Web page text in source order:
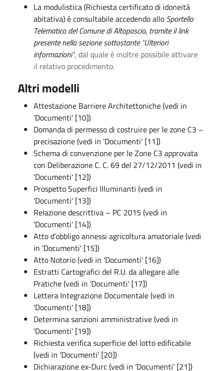
La modulistica (Richiesta certificato di idoneità
abitativa) è consultabile accedendo allo Sportello
Telematico del Comune di Altopascio, tramite il link
presente nella sezione sottostante "Ulteriori
informazioni", dal quale è inoltre possibile attivare
il relativo procedimento.
Altri modelli
Attestazione Barriere Architettoniche (vedi in
'Documenti' [10])
Domanda di permesso di costruire per le zone C3 –
precisazione (vedi in 'Documenti' [11])
Schema di convenzione per le Zone C3 approvata
con Deliberazione C. C. 69 del 27/12/2011 (vedi in
'Documenti' [12])
Prospetto Superfici Illuminanti (vedi in
'Documenti' [13])
Relazione descrittiva – PC 2015 (vedi in
'Documenti' [14])
Atto d’obbligo annessi agricoltura amatoriale (vedi
in 'Documenti' [15])
Atto Notorio (vedi in 'Documenti' [16])
Estratti Cartografici del R.U. da allegare alle
Pratiche (vedi in 'Documenti' [17])
Lettera Integrazione Documentale (vedi in
'Documenti' [18])
Determina sanzioni amministrative (vedi in
'Documenti' [19])
Richiesta verifica superficie del lotto edificabile
(vedi in 'Documenti' [20])
Dichiarazione ex-Durc (vedi in 'Documenti' [21])